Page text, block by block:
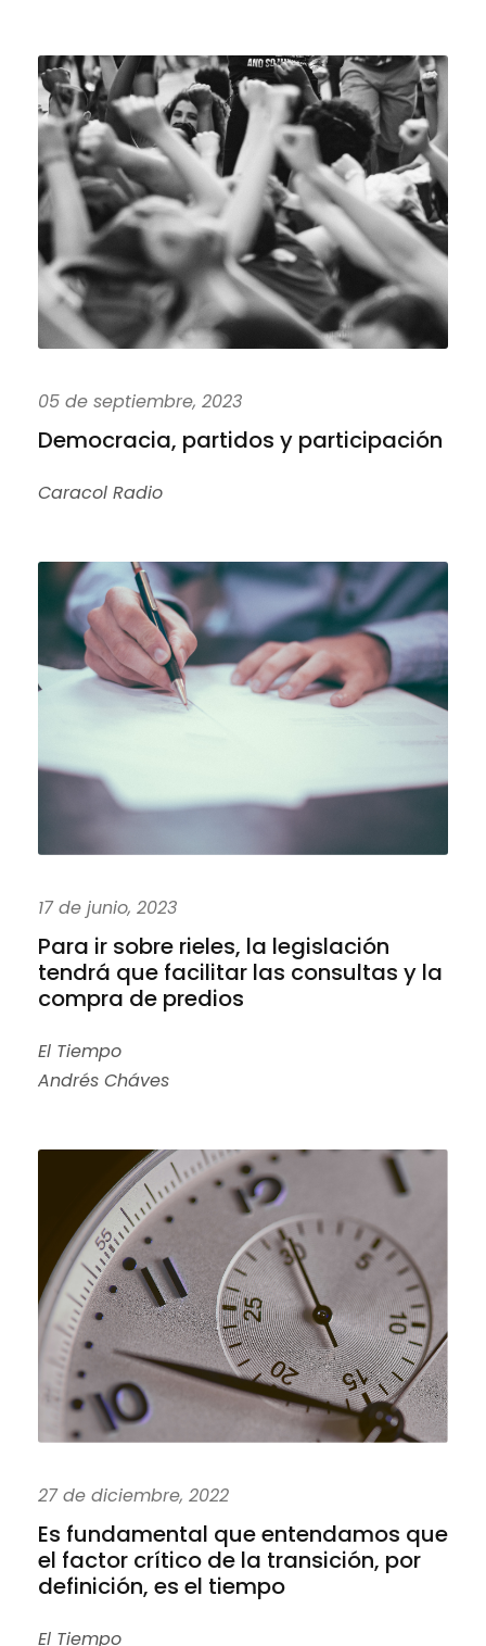
05 de septiembre, 2023
Democracia, partidos y participación
Caracol Radio
17 de junio, 2023
Para ir sobre rieles, la legislación
tendrá que facilitar las consultas y la
compra de predios
El Tiempo
Andrés Cháves
27 de diciembre, 2022
Es fundamental que entendamos que
el factor crítico de la transición, por
definición, es el tiempo
El Tiempo